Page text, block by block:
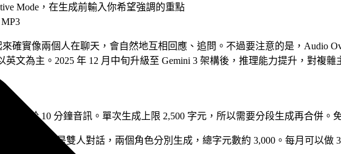
Mode，在生成前輸入你希望強調的重點
確實像兩個人在聊天，會自然地互相回應、追問。不過要注意的是，Audio
文為主。2025 年 12 月中旬升級至 Gemini 3 架構後，推理能力提升，對複雜
，約等於 10 分鐘音訊。單次生成上限 2,500 字元，所以需要分段生成再合併。
腳本。如果是雙人對話，兩個角色分別生成，總字元數約 3,000。每月可以做